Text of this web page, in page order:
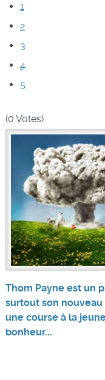
1
2
3
4
5
(0 Votes)
Thom Payne est un
surtout son
une course à la
bonheur...